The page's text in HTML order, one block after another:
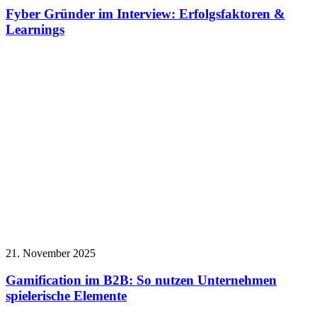
Fyber Gründer im Interview: Erfolgsfaktoren &
Learnings
21. November 2025
Gamification im B2B: So nutzen Unternehmen
spielerische Elemente